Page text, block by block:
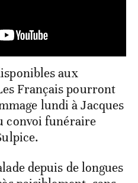
aux
Français pourront
lundi à Jacques
convoi funéraire
depuis de longues